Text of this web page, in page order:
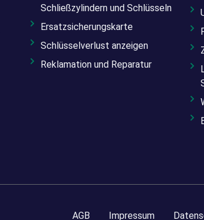
Schließzylindern und Schlüsseln
Ersatzsicherungskarte
Schlüsselverlust anzeigen
Reklamation und Reparatur
AGB Impressum